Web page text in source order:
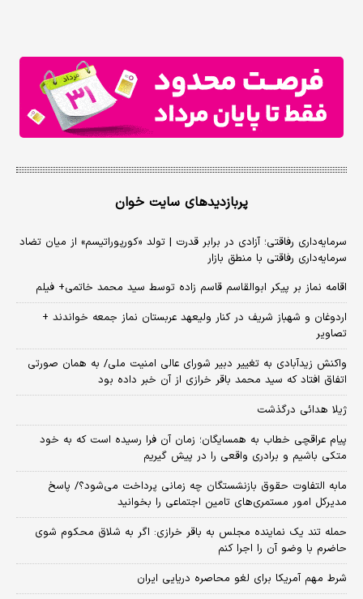
پربازدیدهای سایت خوان
سرمایه‌داری رفاقتی؛ آزادی در برابر قدرت | تولد «کورپوراتیسم» از میان تضاد
سرمایه‌داری رفاقتی با منطق بازار
اقامه نماز بر پیکر ابوالقاسم قاسم زاده توسط سید محمد خاتمی+ فیلم
اردوغان و شهباز شریف در کنار ولیعهد عربستان نماز جمعه خواندند +
تصاویر
واکنش زیدآبادی به تغییر دبیر شورای عالی امنیت ملی/ به همان صورتی
اتفاق افتاد که سید محمد باقر خرازی از آن خبر داده بود
ژیلا هدائی درگذشت
پیام عراقچی خطاب به همسایگان؛ زمان آن فرا رسیده است که به خود
متکی باشیم و برادری واقعی را در پیش گیریم
مابه التفاوت حقوق بازنشستگان چه زمانی پرداخت می‌شود؟/ پاسخ
مدیرکل امور مستمری‌های تامین اجتماعی را بخوانید
حمله تند یک نماینده مجلس به باقر خرازی: اگر به شلاق محکوم شوی
حاضرم با وضو آن را اجرا کنم
شرط مهم آمریکا برای لغو محاصره دریایی ایران